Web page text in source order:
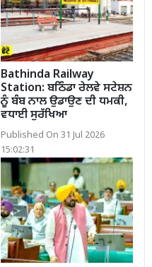
Bathinda Railway
Station: ਬਠਿੰਡਾ ਰੇਲਵੇ ਸਟੇਸ਼ਨ
ਨੂੰ ਬੰਬ ਨਾਲ ਉਡਾਉਣ ਦੀ ਧਮਕੀ,
ਵਧਾਈ ਸੁਰੱਖਿਆ
Published On 31 Jul 2026
15:02:31